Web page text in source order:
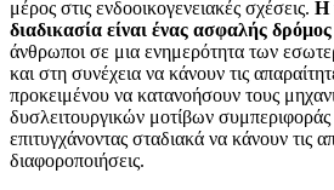
μέρος στις ενδοοικογενειακές σχέσεις. Η
διαδικασία είναι ένας ασφαλής δρόμος
άνθρωποι σε μια ενημερότητα των
και στη συνέχεια να κάνουν τις
προκειμένου να κατανοήσουν τους
δυσλειτουργικών μοτίβων
επιτυγχάνοντας σταδιακά να κάνουν τις
διαφοροποιήσεις.